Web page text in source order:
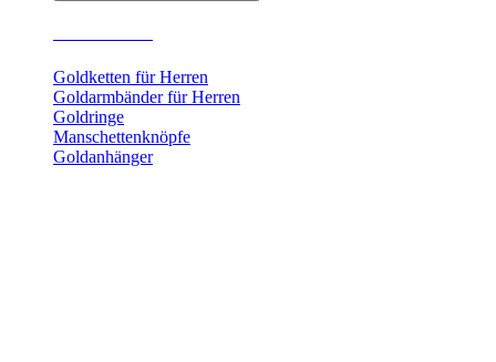
Goldketten für Herren
Goldarmbänder für Herren
Goldringe
Manschettenknöpfe
Goldanhänger